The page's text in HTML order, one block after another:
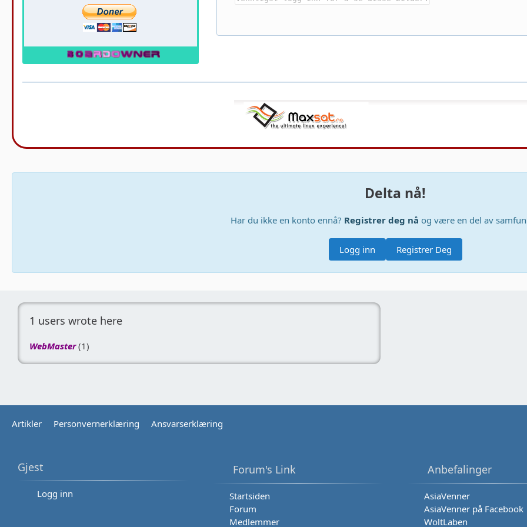
Delta nå!
Har du ikke en konto ennå? Registrer deg nå og være en del av
Registrer Deg
Logg inn
1 users wrote here
WebMaster(1)
Artikler Personvernerklæring Ansvarserklæring
Gjest
Logg inn
Forum's Link
Startsiden
Forum
Medlemmer
Anbefalinger
AsiaVenner
AsiaVenner på Facebook
WoltLaben